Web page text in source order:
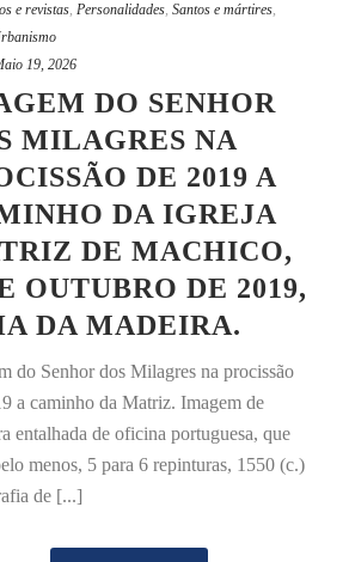
e revistas, Personalidades, Santos e mártires,
19, 2026
DO SENHOR
MILAGRES NA
DE 2019 A
DA IGREJA
DE MACHICO,
OUTUBRO DE 2019,
DA MADEIRA.
do Senhor dos Milagres na procissão
a caminho da Matriz. Imagem de
entalhada de oficina portuguesa, que
menos, 5 para 6 repinturas, 1550 (c.)
de [...]